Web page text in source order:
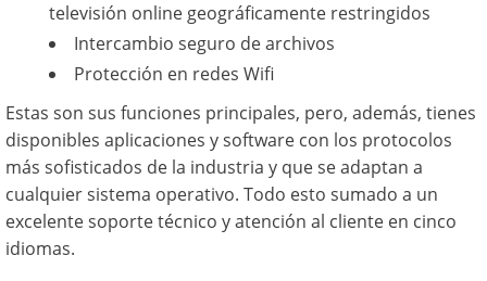
televisión online geográficamente restringidos
Intercambio seguro de archivos
Protección en redes Wifi
Estas son sus funciones principales, pero, además, tienes
disponibles aplicaciones y software con los protocolos
más sofisticados de la industria y que se adaptan a
cualquier sistema operativo. Todo esto sumado a un
excelente soporte técnico y atención al cliente en cinco
idiomas.